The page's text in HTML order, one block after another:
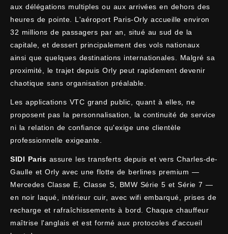
aux délégations multiples ou aux arrivées en dehors des
heures de pointe. L'aéroport Paris-Orly accueille environ
32 millions de passagers par an, situé au sud de la
capitale, et dessert principalement des vols nationaux
ainsi que quelques destinations internationales. Malgré sa
proximité, le trajet depuis Orly peut rapidement devenir
chaotique sans organisation préalable.
Les applications VTC grand public, quant à elles, ne
proposent pas la personnalisation, la continuité de service
ni la relation de confiance qu'exige une clientèle
professionnelle exigeante.
SIDI Paris assure les transferts depuis et vers Charles-de-
Gaulle et Orly avec une flotte de berlines premium —
Mercedes Classe E, Classe S, BMW Série 5 et Série 7 —
en noir laqué, intérieur cuir, avec wifi embarqué, prises de
recharge et rafraîchissements à bord. Chaque chauffeur
maîtrise l'anglais et est formé aux protocoles d'accueil